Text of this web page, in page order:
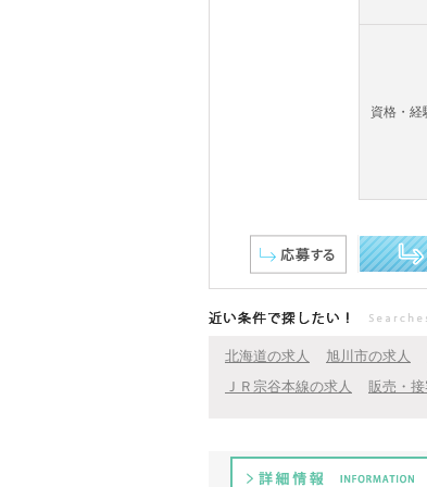
資格・経
北海道の求人 旭川市の求人
ＪＲ宗谷本線の求人
販売・